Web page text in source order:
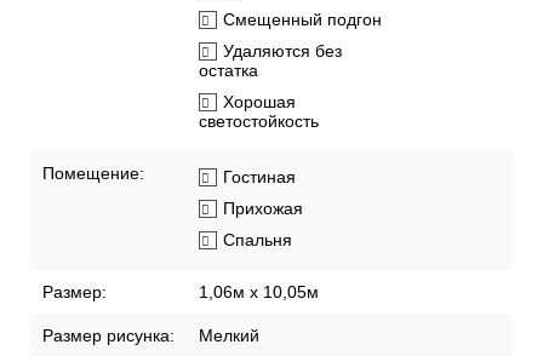
Смещенный подгон
Удаляются без
остатка
Хорошая
светостойкость
Помещение:
Гостиная
Прихожая
Спальня
Размер: 1,06м х 10,05м
Размер рисунка: Мелкий